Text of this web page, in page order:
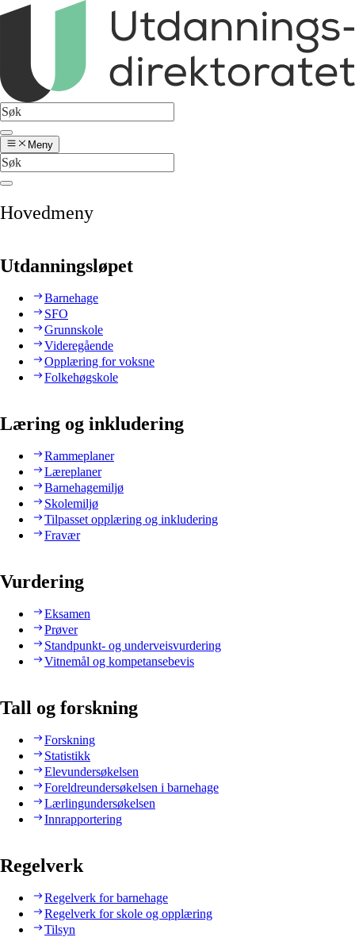
Meny
Hovedmeny
Utdanningsløpet
Barnehage
SFO
Grunnskole
Videregående
Opplæring for voksne
Folkehøgskole
Læring og inkludering
Rammeplaner
Læreplaner
Barnehagemiljø
Skolemiljø
Tilpasset opplæring og inkludering
Fravær
Vurdering
Eksamen
Prøver
Standpunkt- og underveisvurdering
Vitnemål og kompetansebevis
Tall og forskning
Forskning
Statistikk
Elevundersøkelsen
Foreldreundersøkelsen i barnehage
Lærlingundersøkelsen
Innrapportering
Regelverk
Regelverk for barnehage
Regelverk for skole og opplæring
Tilsyn